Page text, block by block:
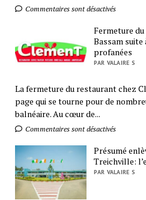
Commentaires sont désactivés
Fermeture
Bassam suite
profanées
PAR VALAIRE S
La fermeture du restaurant chez
page qui se tourne pour de
balnéaire. Au cœur de...
Commentaires sont désactivés
Présumé
Treichville:
PAR VALAIRE S